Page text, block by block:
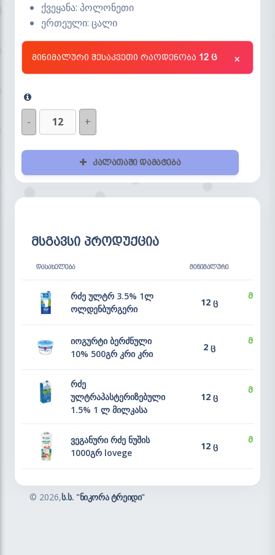
ქვეყანა: პოლონეთი
ერთეული: ცალი
მინიმალური შესაკვეთი რაოდენობა 12 ც ×
- +
კალათაში დამატება
მსგავსი პროდუქცია
ᲓᲐᲡᲐᲮᲔᲚᲔᲑᲐ ᲛᲘᲜᲘᲛᲐᲚᲣᲠᲘ
რძე ულტრ 3.5% 1ლ
ოლდენბურგერი
12 ც
იოგურტი ბერძნული
10% 500გრ კრი კრი
2 ც
რძე
ულტრაპასტერიზებული
1.5% 1 ლ მილკასა
12 ც
ვეგანური რძე ნუშის
1000გრ lovege
12 ც
© 2026,ს.ს. "ნიკორა ტრეიდი"